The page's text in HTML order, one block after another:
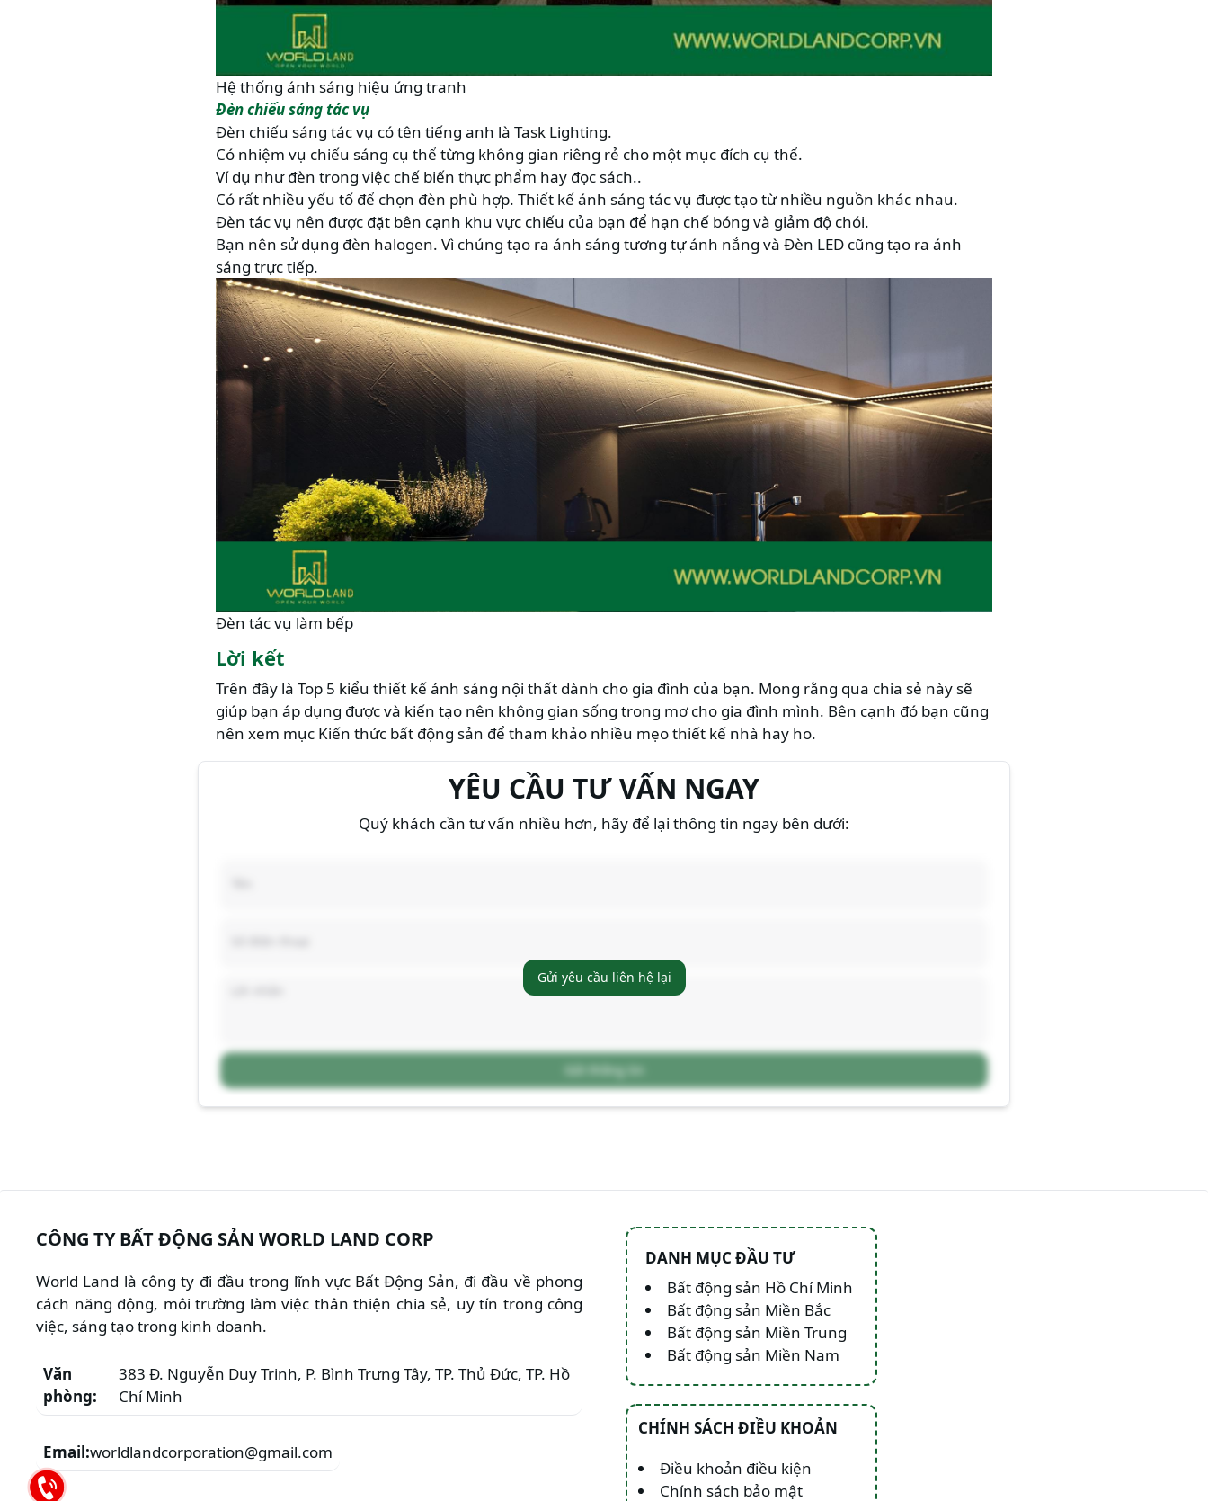
Hệ thống ánh sáng hiệu ứng tranh
Đèn chiếu sáng tác vụ
Đèn chiếu sáng tác vụ có tên tiếng anh là Task Lighting.
Có nhiệm vụ chiếu sáng cụ thể từng không gian riêng rẻ cho một mục đích cụ thể.
Ví dụ như đèn trong việc chế biến thực phẩm hay đọc sách..
Có rất nhiều yếu tố để chọn đèn phù hợp. Thiết kế ánh sáng tác vụ được tạo từ nhiều nguồn khác nhau.
Đèn tác vụ nên được đặt bên cạnh khu vực chiếu của bạn để hạn chế bóng và giảm độ chói.
Bạn nên sử dụng đèn halogen. Vì chúng tạo ra ánh sáng tương tự ánh nắng và Đèn LED cũng tạo ra ánh
sáng trực tiếp.
Đèn tác vụ làm bếp
Lời kết
Trên đây là Top 5 kiểu thiết kế ánh sáng nội thất dành cho gia đình của bạn. Mong rằng qua chia sẻ này sẽ
giúp bạn áp dụng được và kiến tạo nên không gian sống trong mơ cho gia đình mình. Bên cạnh đó bạn cũng
nên xem mục Kiến thức bất động sản để tham khảo nhiều mẹo thiết kế nhà hay ho.
YÊU CẦU TƯ VẤN NGAY
Quý khách cần tư vấn nhiều hơn, hãy để lại thông tin ngay bên dưới:
Gửi thông tin
Gửi yêu cầu liên hệ lại
CÔNG TY BẤT ĐỘNG SẢN WORLD LAND CORP
World Land là công ty đi đầu trong lĩnh vực Bất Động Sản, đi đầu về phong
cách năng động, môi trường làm việc thân thiện chia sẻ, uy tín trong công
việc, sáng tạo trong kinh doanh.
Văn
phòng:
383 Đ. Nguyễn Duy Trinh, P. Bình Trưng Tây, TP. Thủ Đức, TP. Hồ
Chí Minh
Email:worldlandcorporation@gmail.com
DANH MỤC ĐẦU TƯ
Bất động sản Hồ Chí Minh
Bất động sản Miền Bắc
Bất động sản Miền Trung
Bất động sản Miền Nam
CHÍNH SÁCH ĐIỀU KHOẢN
Điều khoản điều kiện
Chính sách bảo mật